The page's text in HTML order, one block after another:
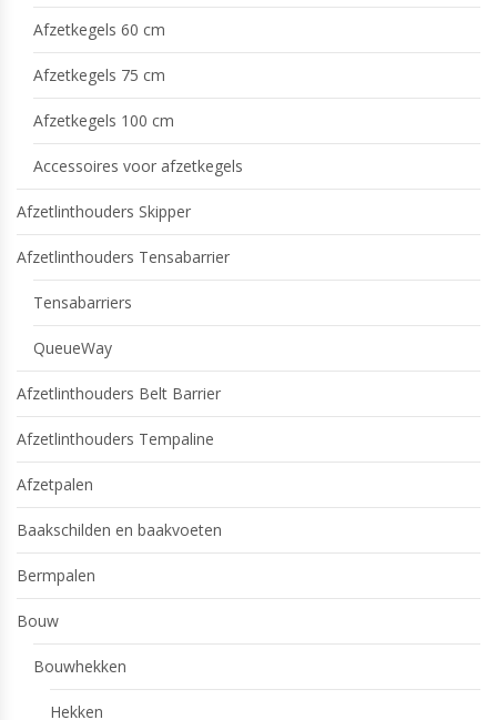
Afzetkegels 60 cm
Afzetkegels 75 cm
Afzetkegels 100 cm
Accessoires voor afzetkegels
Afzetlinthouders Skipper
Afzetlinthouders Tensabarrier
Tensabarriers
QueueWay
Afzetlinthouders Belt Barrier
Afzetlinthouders Tempaline
Afzetpalen
Baakschilden en baakvoeten
Bermpalen
Bouw
Bouwhekken
Hekken